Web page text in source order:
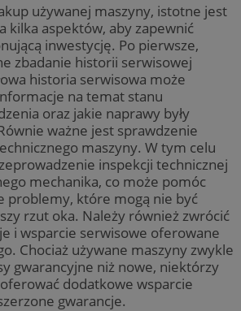
używanej maszyny, istotne jest
kilka aspektów, aby zapewnić
inwestycję. Po pierwsze,
zbadanie historii serwisowej
historia serwisowa może
na temat stanu
oraz jakie naprawy były
ważne jest sprawdzenie
maszyny. W tym celu
inspekcji technicznej
mechanika, co może pomóc
problemy, które mogą nie być
rzut oka. Należy również zwrócić
i wsparcie serwisowe oferowane
Chociaż używane maszyny zwykle
gwarancyjne niż nowe, niektórzy
dodatkowe wsparcie
gwarancje.